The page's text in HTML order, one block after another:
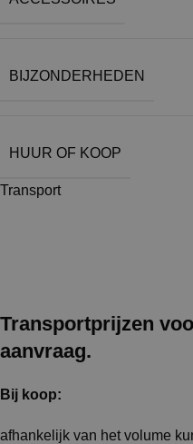
BIJZONDERHEDEN
HUUR OF KOOP
Transport
Transportprijzen
aanvraag.
Bij koop:
afhankelijk van het volume